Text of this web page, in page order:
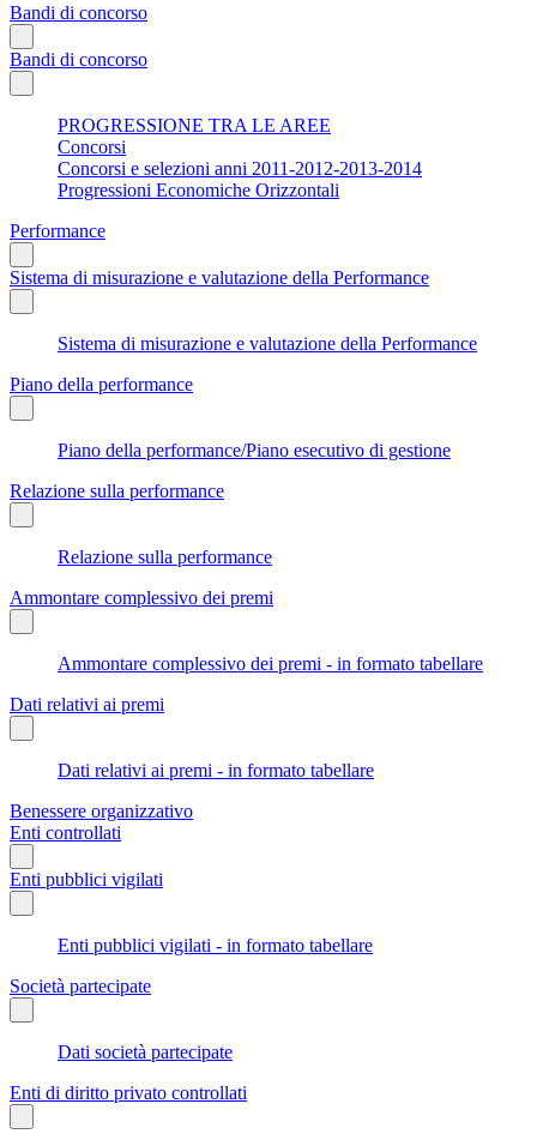
Bandi di concorso
Bandi di concorso
PROGRESSIONE TRA LE AREE
Concorsi
Concorsi e selezioni anni 2011-2012-2013-2014
Progressioni Economiche Orizzontali
Performance
Sistema di misurazione e valutazione della Performance
Sistema di misurazione e valutazione della Performance
Piano della performance
Piano della performance/Piano esecutivo di gestione
Relazione sulla performance
Relazione sulla performance
Ammontare complessivo dei premi
Ammontare complessivo dei premi - in formato tabellare
Dati relativi ai premi
Dati relativi ai premi - in formato tabellare
Benessere organizzativo
Enti controllati
Enti pubblici vigilati
Enti pubblici vigilati - in formato tabellare
Società partecipate
Dati società partecipate
Enti di diritto privato controllati